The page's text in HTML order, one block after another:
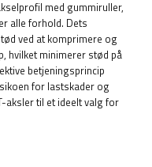
med gummiruller,
alle forhold. Dets
ved at komprimere og
hvilket minimerer stød på
betjeningsprincip
for lastskader og
aksler til et ideelt valg for